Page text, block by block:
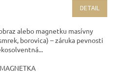
DETAIL
alebo magnetku masívny
borovica) – záruka pevnosti
MAGNETKA